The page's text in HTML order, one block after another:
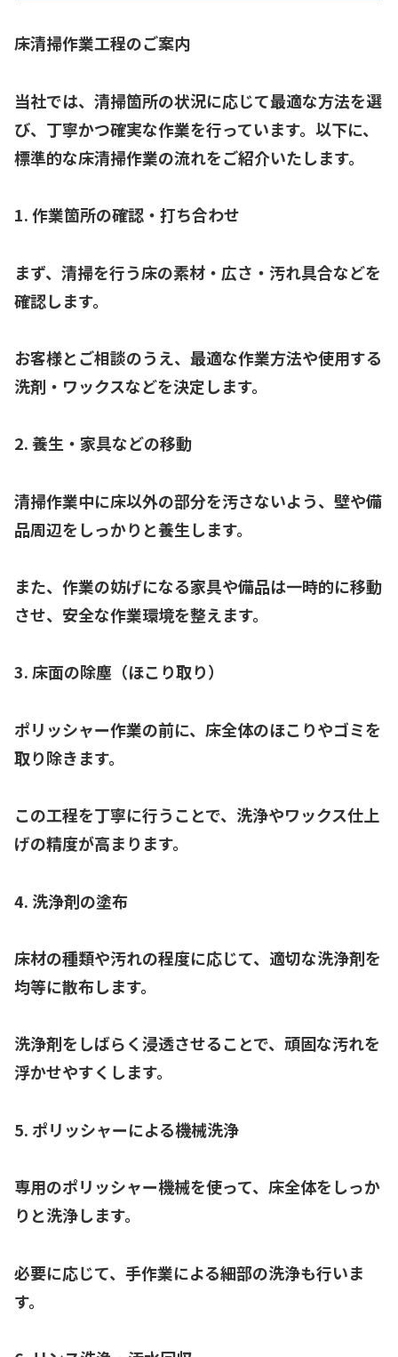
床清掃作業工程のご案内
当社では、清掃箇所の状況に応じて最適な方法を選
び、丁寧かつ確実な作業を行っています。以下に、
標準的な床清掃作業の流れをご紹介いたします。
1. 作業箇所の確認・打ち合わせ
まず、清掃を行う床の素材・広さ・汚れ具合などを
確認します。
お客様とご相談のうえ、最適な作業方法や使用する
洗剤・ワックスなどを決定します。
2. 養生・家具などの移動
清掃作業中に床以外の部分を汚さないよう、壁や備
品周辺をしっかりと養生します。
また、作業の妨げになる家具や備品は一時的に移動
させ、安全な作業環境を整えます。
3. 床面の除塵（ほこり取り）
ポリッシャー作業の前に、床全体のほこりやゴミを
取り除きます。
この工程を丁寧に行うことで、洗浄やワックス仕上
げの精度が高まります。
4. 洗浄剤の塗布
床材の種類や汚れの程度に応じて、適切な洗浄剤を
均等に散布します。
洗浄剤をしばらく浸透させることで、頑固な汚れを
浮かせやすくします。
5. ポリッシャーによる機械洗浄
専用のポリッシャー機械を使って、床全体をしっか
りと洗浄します。
必要に応じて、手作業による細部の洗浄も行いま
す。